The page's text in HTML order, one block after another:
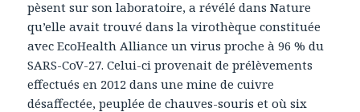
pèsent sur son laboratoire, a révélé dans Nature
qu’elle avait trouvé dans la virothèque constituée
avec EcoHealth Alliance un virus proche à 96 % du
SARS-CoV-27. Celui-ci provenait de prélèvements
effectués en 2012 dans une mine de cuivre
désaffectée, peuplée de chauves-souris et où six